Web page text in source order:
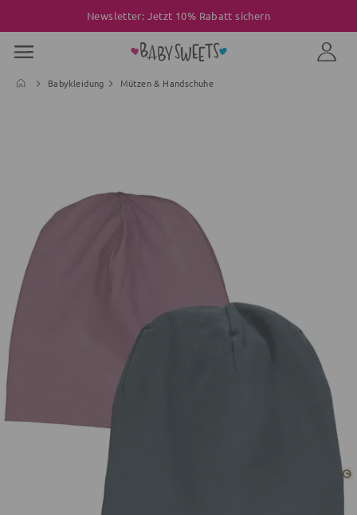
Newsletter: Jetzt 10% Rabatt sichern
Babykleidung Mützen & Handschuhe